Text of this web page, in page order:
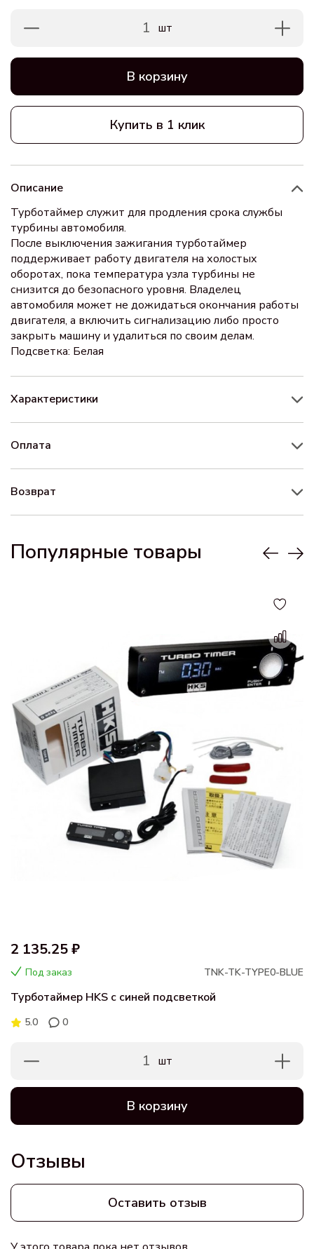
1 шт
В корзину
Купить в 1 клик
Описание
Турботаймер служит для продления срока службы
турбины автомобиля.
После выключения зажигания турботаймер
поддерживает работу двигателя на холостых
оборотах, пока температура узла турбины не
снизится до безопасного уровня. Владелец
автомобиля может не дожидаться окончания работы
двигателя, а включить сигнализацию либо просто
закрыть машину и удалиться по своим делам.
Подсветка: Белая
Характеристики
Оплата
Возврат
Популярные товары
2 135.25 ₽
Под заказ TNK-TK-TYPE0-BLUE
Турботаймер HKS с синей подсветкой
5.0 0
1 шт
В корзину
Отзывы
Оставить отзыв